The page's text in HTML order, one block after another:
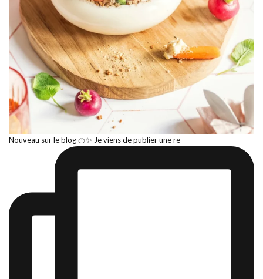
Nouveau sur le blog 🍊✨ Je viens de publier une re